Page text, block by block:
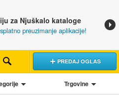
za Njuškalo kataloge
preuzimanje aplikacije!
PREDAJ OGLAS
Trgovine